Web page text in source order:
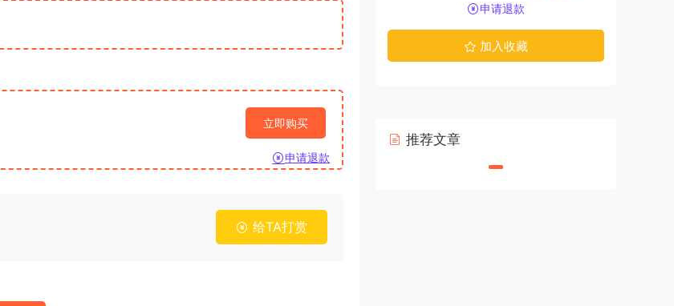
立即购买
申请退款
给TA打赏
申请退款
加入收藏
推荐文章